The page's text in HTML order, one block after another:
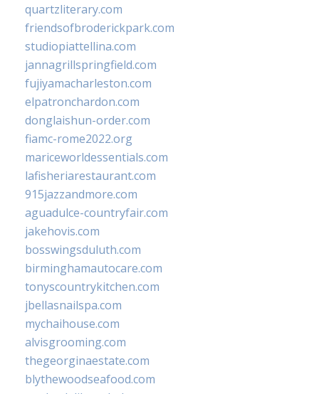
quartzliterary.com
friendsofbroderickpark.com
studiopiattellina.com
jannagrillspringfield.com
fujiyamacharleston.com
elpatronchardon.com
donglaishun-order.com
fiamc-rome2022.org
mariceworldessentials.com
lafisheriarestaurant.com
915jazzandmore.com
aguadulce-countryfair.com
jakehovis.com
bosswingsduluth.com
birminghamautocare.com
tonyscountrykitchen.com
jbellasnailspa.com
mychaihouse.com
alvisgrooming.com
thegeorginaestate.com
blythewoodseafood.com